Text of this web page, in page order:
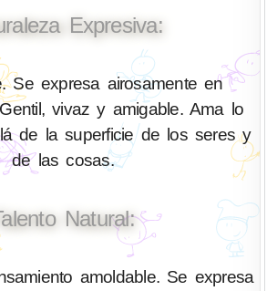
Expresiva:
Se expresa airosamente en
vivaz y amigable. Ama lo
de la superficie de los seres y
de las cosas.
Natural:
amoldable. Se expresa